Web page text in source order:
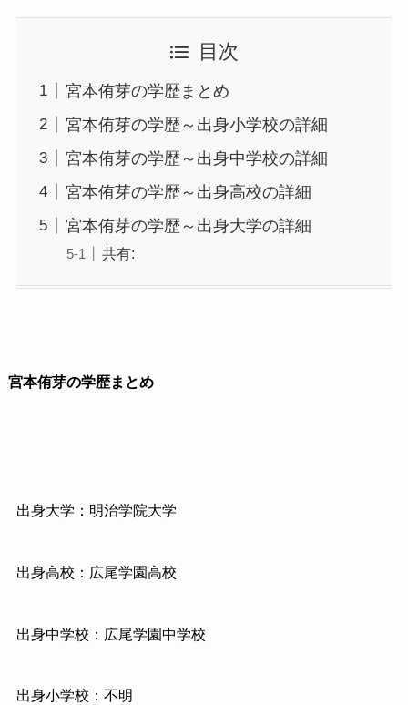
目次
宮本侑芽の学歴まとめ
宮本侑芽の学歴～出身小学校の詳細
宮本侑芽の学歴～出身中学校の詳細
宮本侑芽の学歴～出身高校の詳細
宮本侑芽の学歴～出身大学の詳細
共有:
宮本侑芽の学歴まとめ
出身大学：明治学院大学
出身高校：広尾学園高校
出身中学校：広尾学園中学校
出身小学校：不明